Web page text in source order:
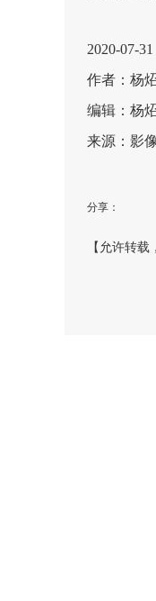
2020-07-
作者：杨
编辑：杨
来源：影
分享：
【允许转载